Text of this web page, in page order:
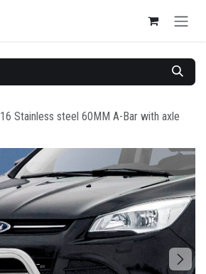
Stainless steel 60MM A-Bar with axle